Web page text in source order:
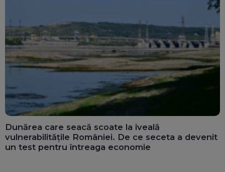
Dunărea care seacă scoate la iveală
vulnerabilitățile României. De ce seceta a devenit
un test pentru întreaga economie